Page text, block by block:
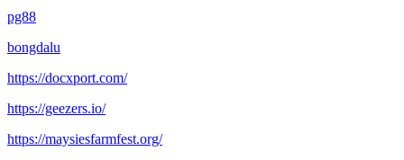
pg88
bongdalu
https://docxport.com/
https://geezers.io/
https://maysiesfarmfest.org/